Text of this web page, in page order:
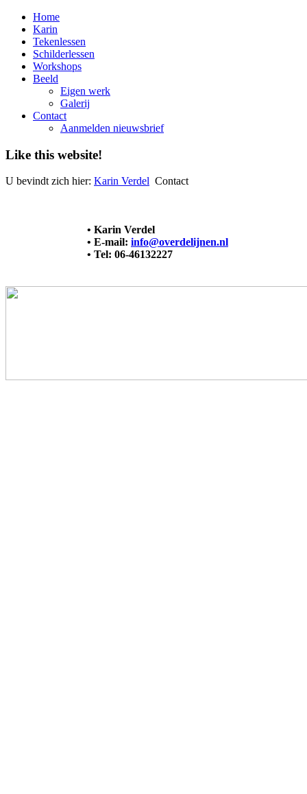
Home
Karin
Tekenlessen
Schilderlessen
Workshops
Beeld
Eigen werk
Galerij
Contact
Aanmelden nieuwsbrief
Like this website!
U bevindt zich hier: Karin Verdel Contact
• Karin Verdel
• E-mail: info@overdelijnen.nl
• Tel: 06-46132227